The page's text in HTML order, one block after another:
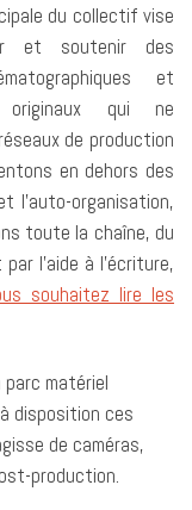
du collectif vise
et soutenir des
et
originaux qui ne
de production
en dehors des
organisation,
toute la chaîne, du
l’aide à l’écriture,
souhaitez lire les
parc matériel
disposition ces
de caméras,
production.